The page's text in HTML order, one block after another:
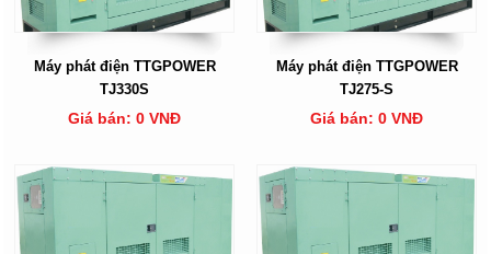
Máy phát điện TTGPOWER
TJ330S
Giá bán: 0 VNĐ
Máy phát điện TTGPOWER
TJ275-S
Giá bán: 0 VNĐ